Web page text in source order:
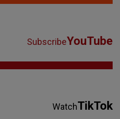
SubscribeYouTube
WatchTikTok